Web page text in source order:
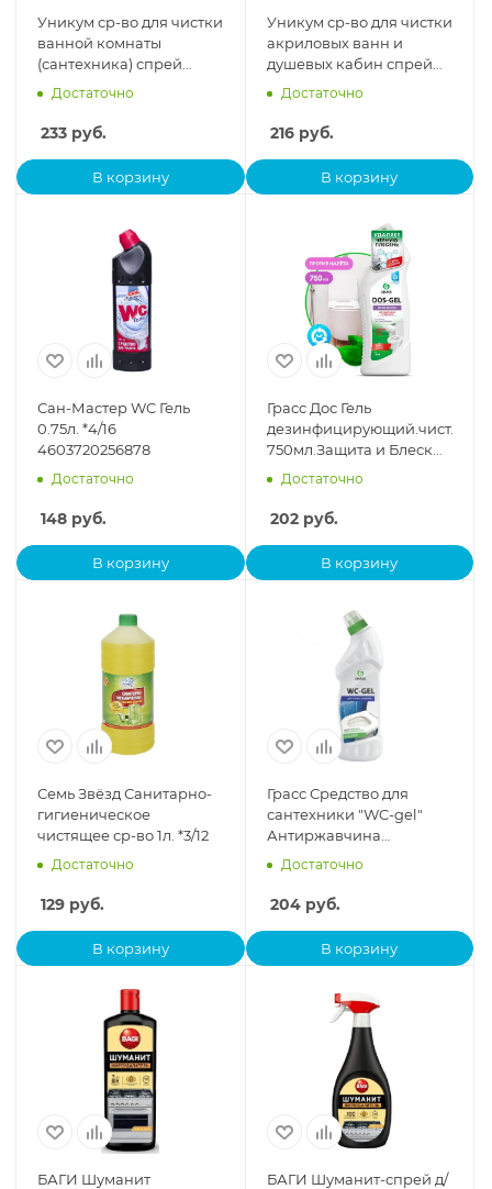
Уникум ср-во для чистки
ванной комнаты
(сантехника) спрей
500мл *1/12
Достаточно
233 руб.
В корзину
Уникум ср-во для чистки
акриловых ванн и
душевых кабин спрей
500 мл *1/12
Достаточно
216руб.
В корзину
Сан-Мастер WC Гель
0.75л. *4/16
4603720256878
Достаточно
148 руб.
В корзину
Грасс Дос Гель
дезинфицирующий.чист.гель
750мл.Защита и Блеск
арт.219275 *3/12
Достаточно
202руб.
В корзину
Семь Звёзд Санитарно-
гигиеническое
чистящее ср-во 1л. *3/12
Достаточно
129 руб.
В корзину
Грасс Средство для
сантехники "WC-gel"
Антиржавчина
750мл.*3/12 - акция
Достаточно
204руб.
В корзину
БАГИ Шуманит
БАГИ Шуманит-спрей д/